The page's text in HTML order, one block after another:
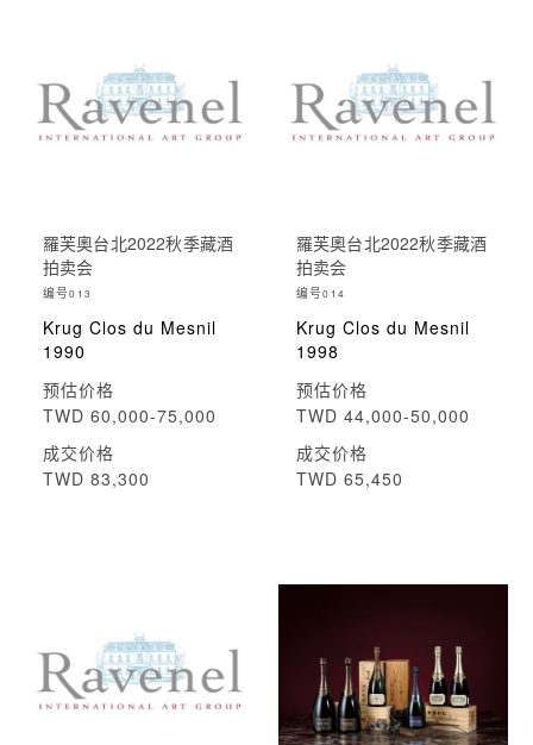
羅芙奧台北2022秋季藏酒
拍卖会
编号013
Krug Clos du Mesnil
1990
预估价格
TWD 60,000-75,000
成交价格
TWD 83,300
羅芙奧台北2022秋季藏酒
拍卖会
编号014
Krug Clos du Mesnil
1998
预估价格
TWD 44,000-50,000
成交价格
TWD 65,450